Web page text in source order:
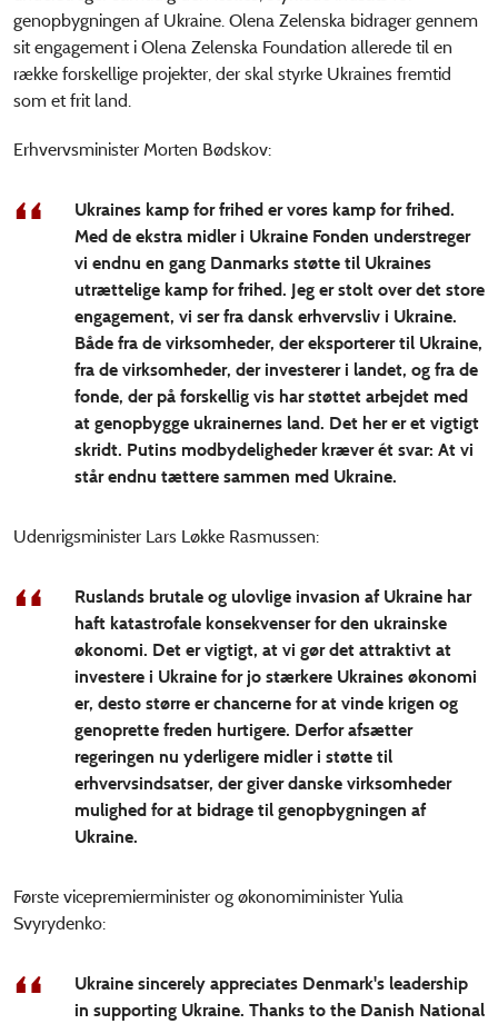
genopbygningen af Ukraine. Olena Zelenska bidrager gennem
sit engagement i Olena Zelenska Foundation allerede til en
række forskellige projekter, der skal styrke Ukraines fremtid
som et frit land.
Erhvervsminister Morten Bødskov:
Ukraines kamp for frihed er vores kamp for frihed.
Med de ekstra midler i Ukraine Fonden understreger
vi endnu en gang Danmarks støtte til Ukraines
utrættelige kamp for frihed. Jeg er stolt over det store
engagement, vi ser fra dansk erhvervsliv i Ukraine.
Både fra de virksomheder, der eksporterer til Ukraine,
fra de virksomheder, der investerer i landet, og fra de
fonde, der på forskellig vis har støttet arbejdet med
at genopbygge ukrainernes land. Det her er et vigtigt
skridt. Putins modbydeligheder kræver ét svar: At vi
står endnu tættere sammen med Ukraine.
Udenrigsminister Lars Løkke Rasmussen:
Ruslands brutale og ulovlige invasion af Ukraine har
haft katastrofale konsekvenser for den ukrainske
økonomi. Det er vigtigt, at vi gør det attraktivt at
investere i Ukraine for jo stærkere Ukraines økonomi
er, desto større er chancerne for at vinde krigen og
genoprette freden hurtigere. Derfor afsætter
regeringen nu yderligere midler i støtte til
erhvervsindsatser, der giver danske virksomheder
mulighed for at bidrage til genopbygningen af
Ukraine.
Første vicepremierminister og økonomiminister Yulia
Svyrydenko:
Ukraine sincerely appreciates Denmark's leadership
in supporting Ukraine. Thanks to the Danish National